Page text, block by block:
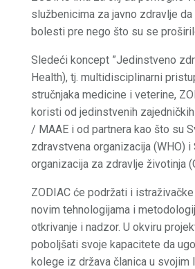
službenicima za javno zdravlje
bolesti pre nego što su se
Sledeći koncept ”Jedinstveno
Health), tj. multidisciplinarni
stručnjaka medicine i veterine,
koristi od jedinstvenih zajedničkih
/ MAAE i od partnera kao što su
zdravstvena organizacija (WHO) i
organizacija za zdravlje životinja
ZODIAC će podržati i
novim tehnologijama i
otkrivanje i nadzor. U okviru
poboljšati svoje kapacitete da
kolege iz država članica u svojim